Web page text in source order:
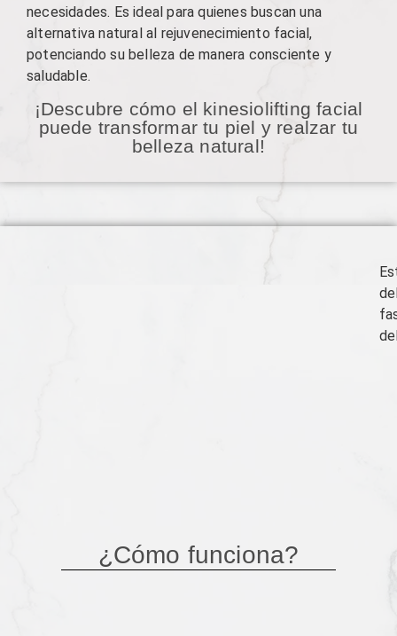
necesidades. Es ideal para quienes buscan una
alternativa natural al rejuvenecimiento facial,
potenciando su belleza de manera consciente y
saludable.
¡Descubre cómo el kinesiolifting facial
puede transformar tu piel y realzar tu
belleza natural!
¿Cómo funciona?